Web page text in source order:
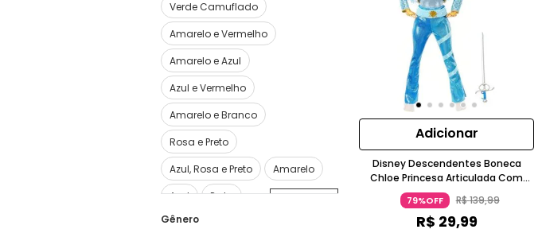
Verde Camuflado
Amarelo e Vermelho
Amarelo e Azul
Azul e Vermelho
Amarelo e Branco
Rosa e Preto
Azul, Rosa e Preto
Amarelo
Azul
Preto
Adicionar
Disney Descendentes Boneca
Chloe Princesa Articulada Com
Acessórios Cabelo Azul 3-4 Anos
Mattel
79%OFF R$139,99
R$ 29,99